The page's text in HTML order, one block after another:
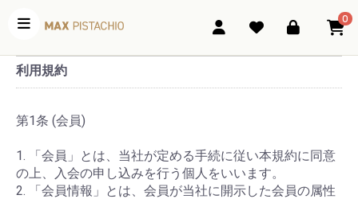
0
利用規約
第1条 (会員)
1. 「会員」とは、当社が定める手続に従い本規約に同意
の上、入会の申し込みを行う個人をいいます。
2. 「会員情報」とは、会員が当社に開示した会員の属性